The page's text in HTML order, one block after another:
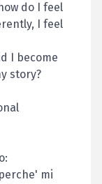
do I feel
I feel
I become
story?
mi